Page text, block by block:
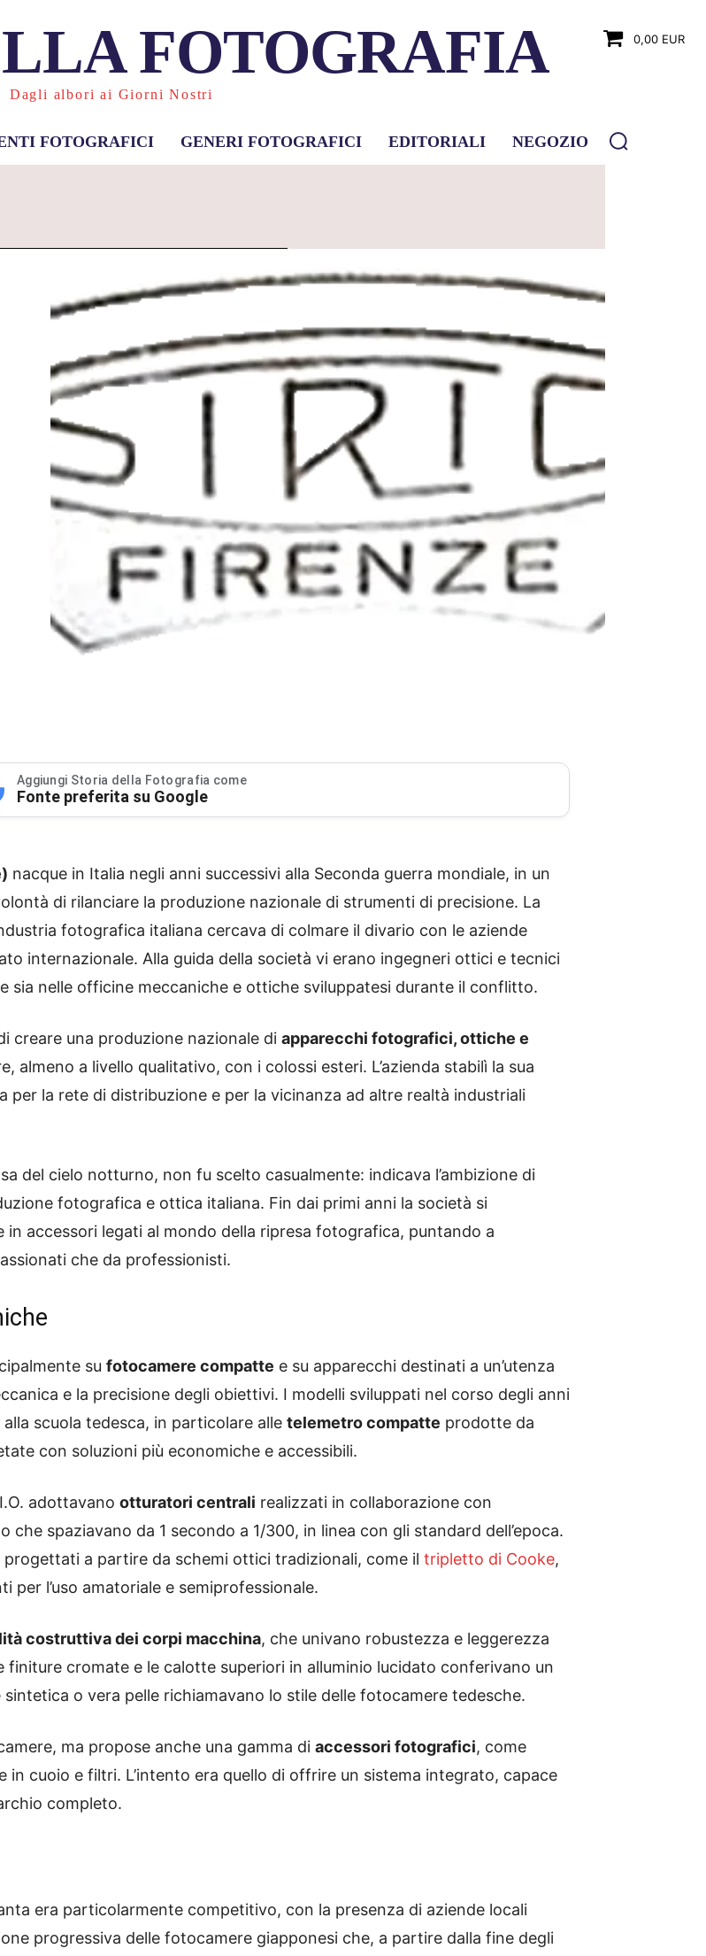
FOTOGRAFIA
Dagli albori ai Giorni Nostri
0,00 EUR
FOTOGRAFICI GENERI FOTOGRAFICI EDITORIALI NEGOZIO
Aggiungi Storia della Fotografia come
Fonte preferita su Google
nacque in Italia negli anni successivi alla Seconda guerra mondiale, in un
di rilanciare la produzione nazionale di strumenti di precisione. La
fotografica italiana cercava di colmare il divario con le aziende
internazionale. Alla guida della società vi erano ingegneri ottici e tecnici
sia nelle officine meccaniche e ottiche sviluppatesi durante il conflitto.
creare una produzione nazionale di apparecchi fotografici, ottiche e
almeno a livello qualitativo, con i colossi esteri. L’azienda stabilì la sua
per la rete di distribuzione e per la vicinanza ad altre realtà industriali
del cielo notturno, non fu scelto casualmente: indicava l’ambizione di
fotografica e ottica italiana. Fin dai primi anni la società si
in accessori legati al mondo della ripresa fotografica, puntando a
che da professionisti.
su fotocamere compatte e su apparecchi destinati a un’utenza
e la precisione degli obiettivi. I modelli sviluppati nel corso degli anni
scuola tedesca, in particolare alle telemetro compatte prodotte da
con soluzioni più economiche e accessibili.
adottavano otturatori centrali realizzati in collaborazione con
spaziavano da 1 secondo a 1/300, in linea con gli standard dell’epoca.
a partire da schemi ottici tradizionali, come il tripletto di Cooke,
l’uso amatoriale e semiprofessionale.
costruttiva dei corpi macchina, che univano robustezza e leggerezza
finiture cromate e le calotte superiori in alluminio lucidato conferivano un
o vera pelle richiamavano lo stile delle fotocamere tedesche.
ma propose anche una gamma di accessori fotografici, come
cuoio e filtri. L’intento era quello di offrire un sistema integrato, capace
completo.
era particolarmente competitivo, con la presenza di aziende locali
progressiva delle fotocamere giapponesi che, a partire dalla fine degli